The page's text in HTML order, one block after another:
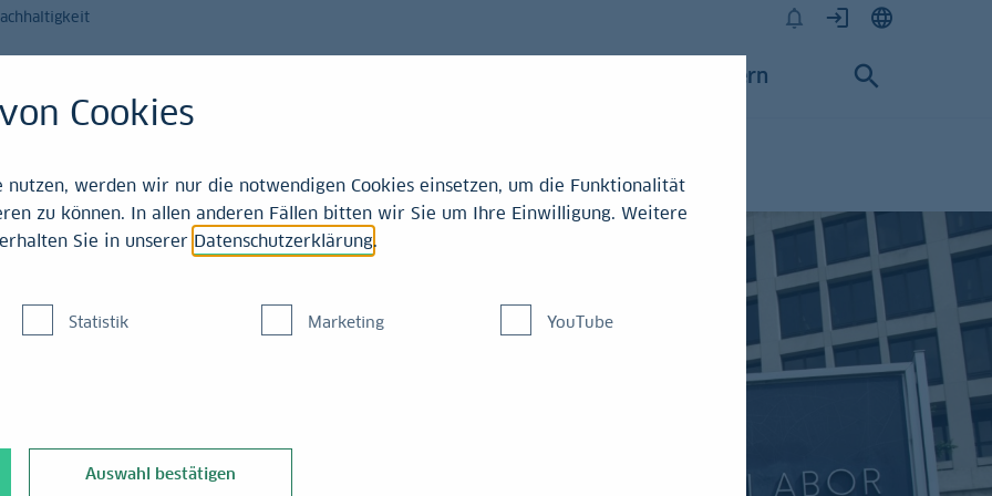
Konzern
dazu setzte der
Cookies
nutzen, werden wir nur die notwendigen Cookies einsetzen, um die Funktionalität
zu können. In allen anderen Fällen bitten wir Sie um Ihre Einwilligung. Weitere
Sie in unserer Datenschutzerklärung.
Statistik Marketing YouTube
Auswahl bestätigen